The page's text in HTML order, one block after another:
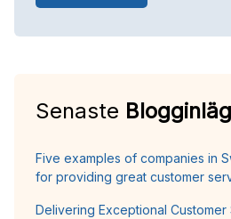
Senaste
Five examples of companies in
for providing great customer
Delivering Exceptional